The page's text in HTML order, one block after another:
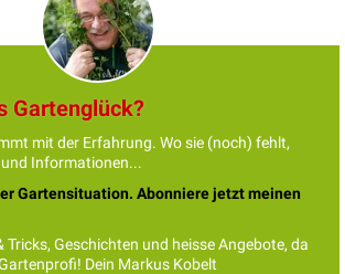
Gartenglück?
mit der Erfahrung. Wo sie (noch) fehlt,
Informationen...
Gartensituation. Abonniere jetzt meinen
Tricks, Geschichten und heisse Angebote, da
Dein Markus Kobelt